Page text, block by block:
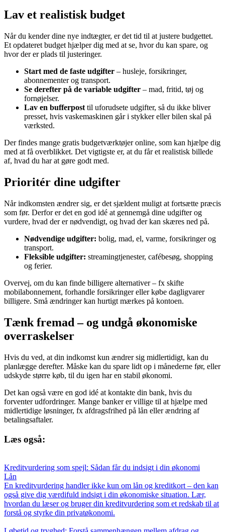
Lav et realistisk budget
Når du kender dine nye indtægter, er det tid til at justere budgettet.
Et opdateret budget hjælper dig med at se, hvor du kan spare, og
hvor der er plads til justeringer.
Start med de faste udgifter – husleje, forsikringer,
abonnementer og transport.
Se derefter på de variable udgifter – mad, fritid, tøj og
fornøjelser.
Lav en bufferpost til uforudsete udgifter, så du ikke bliver
presset, hvis vaskemaskinen går i stykker eller bilen skal på
værksted.
Der findes mange gratis budgetværktøjer online, som kan hjælpe dig
med at få overblikket. Det vigtigste er, at du får et realistisk billede
af, hvad du har at gøre godt med.
Prioritér dine udgifter
Når indkomsten ændrer sig, er det sjældent muligt at fortsætte præcis
som før. Derfor er det en god idé at gennemgå dine udgifter og
vurdere, hvad der er nødvendigt, og hvad der kan skæres ned på.
Nødvendige udgifter: bolig, mad, el, varme, forsikringer og
transport.
Fleksible udgifter: streamingtjenester, cafébesøg, shopping
og ferier.
Overvej, om du kan finde billigere alternativer – fx skifte
mobilabonnement, forhandle forsikringer eller købe dagligvarer
billigere. Små ændringer kan hurtigt mærkes på kontoen.
Tænk fremad – og undgå økonomiske
overraskelser
Hvis du ved, at din indkomst kun ændrer sig midlertidigt, kan du
planlægge derefter. Måske kan du spare lidt op i månederne før, eller
udskyde større køb, til du igen har en stabil økonomi.
Det kan også være en god idé at kontakte din bank, hvis du
forventer udfordringer. Mange banker er villige til at hjælpe med
midlertidige løsninger, fx afdragsfrihed på lån eller ændring af
betalingsaftaler.
Læs også:
Kreditvurdering som spejl: Sådan får du indsigt i din økonomi
Lån
En kreditvurdering handler ikke kun om lån og kreditkort – den kan
også give dig værdifuld indsigt i din økonomiske situation. Lær,
hvordan du læser og bruger din kreditvurdering som et redskab til at
forstå og styrke din privatøkonomi.